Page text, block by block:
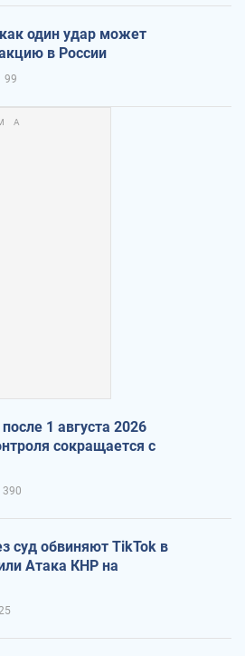
один удар может
в России
99
1 августа 2026
сокращается с
390
суд обвиняют TikTok в
Атака КНР на